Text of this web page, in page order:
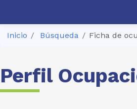
Inicio Búsqueda Ficha de
Perfil